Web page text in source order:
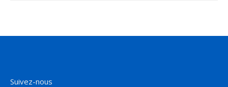
Suivez-nous